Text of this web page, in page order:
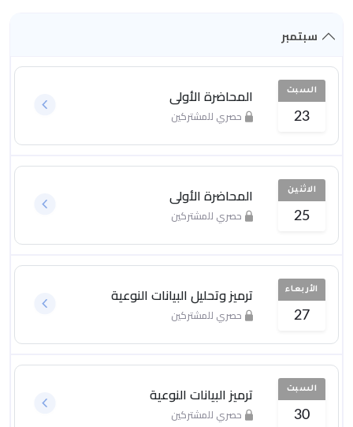
سبتمبر
السبت
23
المحاضرة الأولى
حصري للمشتركين
الاثنين
25
المحاضرة الأولى
حصري للمشتركين
الأربعاء
27
ترميز وتحليل البيانات النوعية
حصري للمشتركين
السبت
30
ترميز البيانات النوعية
حصري للمشتركين